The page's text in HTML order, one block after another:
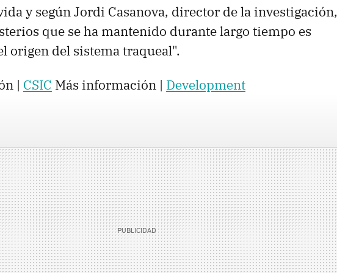
y según Jordi Casanova, director de la investigación,
que se ha mantenido durante largo tiempo es
origen del sistema traqueal".
| CSIC Más información | Development